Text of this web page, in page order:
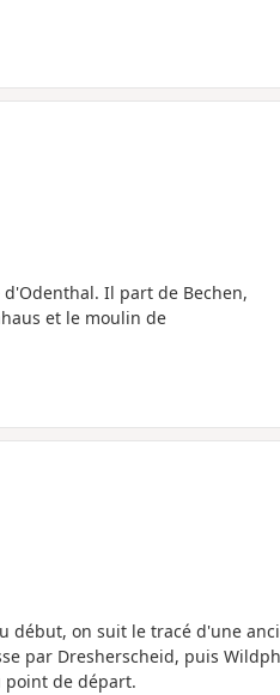
Il part de Bechen,
et le moulin de
début, on suit le tracé d'une
par Dresherscheid, puis
point de départ.